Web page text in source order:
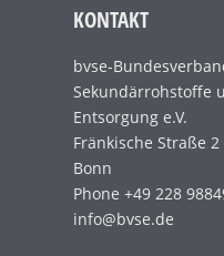
KONTAKT
bvse-
Sekundärrohstoffe
Entsorgung e.V.
Fränkische Straße 2
Bonn
Phone +49 228
info@bvse.de